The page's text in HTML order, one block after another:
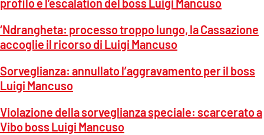
profilo e l’escalation del boss Luigi Mancuso
‘Ndrangheta: processo troppo lungo, la Cassazione
accoglie il ricorso di Luigi Mancuso
Sorveglianza: annullato l’aggravamento per il boss
Luigi Mancuso
Violazione della sorveglianza speciale: scarcerato a
Vibo boss Luigi Mancuso